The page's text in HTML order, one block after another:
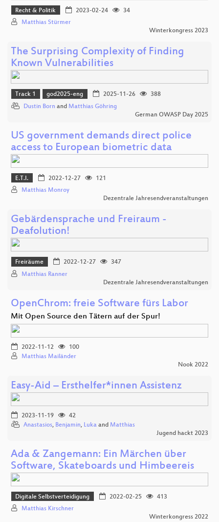
Recht & Politik 2023-02-24
34
Matthias Stürmer
Winterkongress 2023
The Surprising Complexity of Finding
Known Vulnerabilities
Track 1 god2025-eng 2025-11-26
388
Dustin Born and Matthias Göhring
German OWASP Day 2025
US government demands direct police
access to European biometric data
E.T.I. 2022-12-27
121
Matthias Monroy
Dezentrale Jahresendveranstaltungen
Gebärdensprache und Freiraum -
Deafolution!
Freiräume 2022-12-27
347
Matthias Ranner
Dezentrale Jahresendveranstaltungen
OpenChrom: freie Software fürs Labor
Mit Open Source den Tätern auf der Spur!
2022-11-12
100
Matthias Mailänder
Nook 2022
Easy-Aid – Ersthelfer*innen Assistenz
2023-11-19
42
Anastasios, Benjamin, Luka and Matthias
Jugend hackt 2023
Ada & Zangemann: Ein Märchen über
Software, Skateboards und Himbeereis
Digitale Selbstverteidigung 2022-02-25
413
Matthias Kirschner
Winterkongress 2022